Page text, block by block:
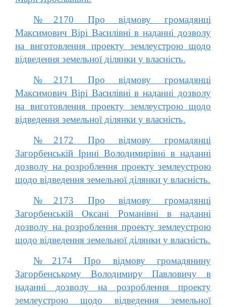
№2170 Про відмову громадянці
Максимович Вірі Василівні в наданні дозволу
на виготовлення проекту землеустрою щодо
відведення земельної ділянки у власність.
№2171 Про відмову громадянці
Максимович Вірі Василівні в наданні дозволу
на виготовлення проекту землеустрою щодо
відведення земельної ділянки у власність.
№2172 Про відмову громадянці
Загорбенській Ірині Володимирівні в наданні
дозволу на розроблення проекту землеустрою
щодо відведення земельної ділянки у власність.
№2173 Про відмову громадянці
Загорбенській Оксані Романівні в наданні
дозволу на розроблення проекту землеустрою
щодо відведення земельної ділянки у власність.
№2174 Про відмову громадянину
Загорбенському Володимиру Павловичу в
наданні дозволу на розроблення проекту
землеустрою щодо відведення земельної